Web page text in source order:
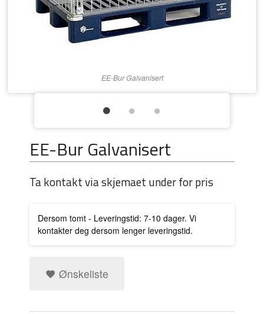
EE-Bur Galvanisert
EE-Bur Galvanisert
Ta kontakt via skjemaet under for pris
Dersom tomt - Leveringstid: 7-10 dager. Vi
kontakter deg dersom lenger leveringstid.
Ønskeliste